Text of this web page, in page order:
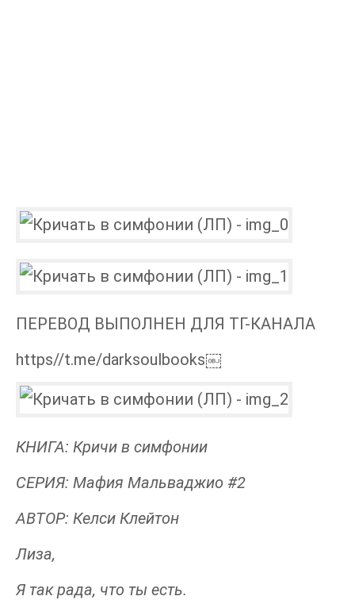
ПЕРЕВОД ВЫПОЛНЕН ДЛЯ ТГ-КАНАЛА
https//t.me/darksoulbooks￼
КНИГА: Кричи в симфонии
СЕРИЯ: Мафия Мальваджио #2
АВТОР: Келси Клейтон
Лиза,
Я так рада, что ты есть.